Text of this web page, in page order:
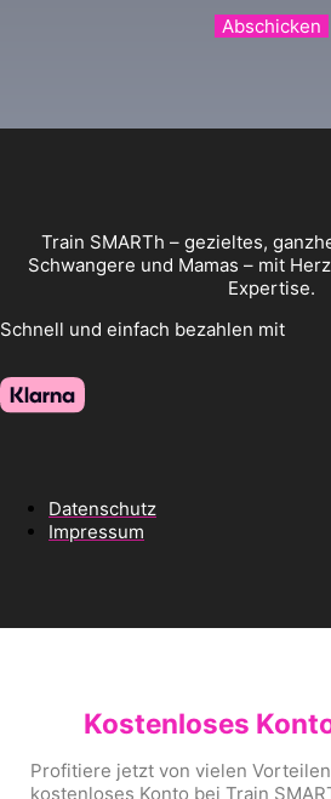
Abschicken
Train SMARTh – gezieltes,
Schwangere und Mamas – mit
Expertise.
Schnell und einfach bezahlen mit
Datenschutz
Impressum
Kostenloses
Profitiere jetzt von vielen
kostenloses Konto bei Train